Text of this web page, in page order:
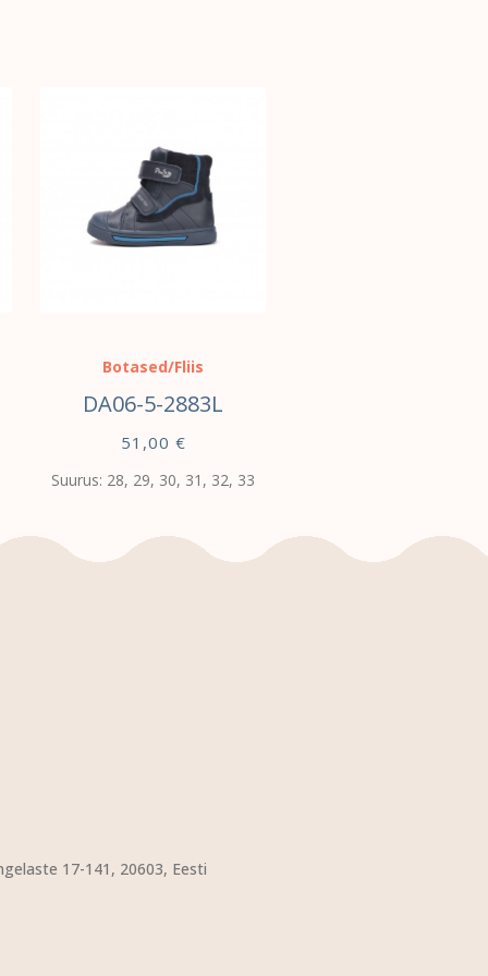
Botased/Fliis
DA06-5-2883L
51,00 €
Suurus: 28, 29, 30, 31, 32, 33
17-141, 20603, Eesti